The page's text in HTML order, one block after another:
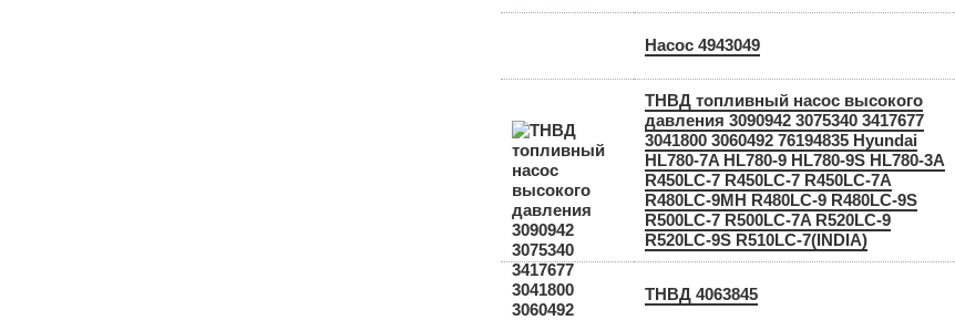
Насос 4943049
ТНВД топливный насос высокого
давления 3090942 3075340 3417677
3041800 3060492 76194835 Hyundai
HL780-7A HL780-9 HL780-9S HL780-3A
R450LC-7 R450LC-7 R450LC-7A
R480LC-9MH R480LC-9 R480LC-9S
R500LC-7 R500LC-7A R520LC-9
R520LC-9S R510LC-7(INDIA)
ТНВД 4063845